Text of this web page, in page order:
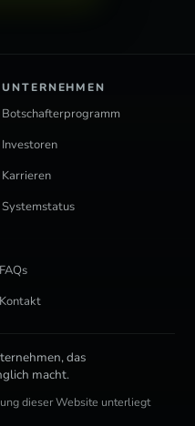
das
macht.
dieser Website unterliegt
UNTERNEHMEN
Botschafterprogramm
Investoren
Karrieren
Systemstatus
FAQs
Kontakt